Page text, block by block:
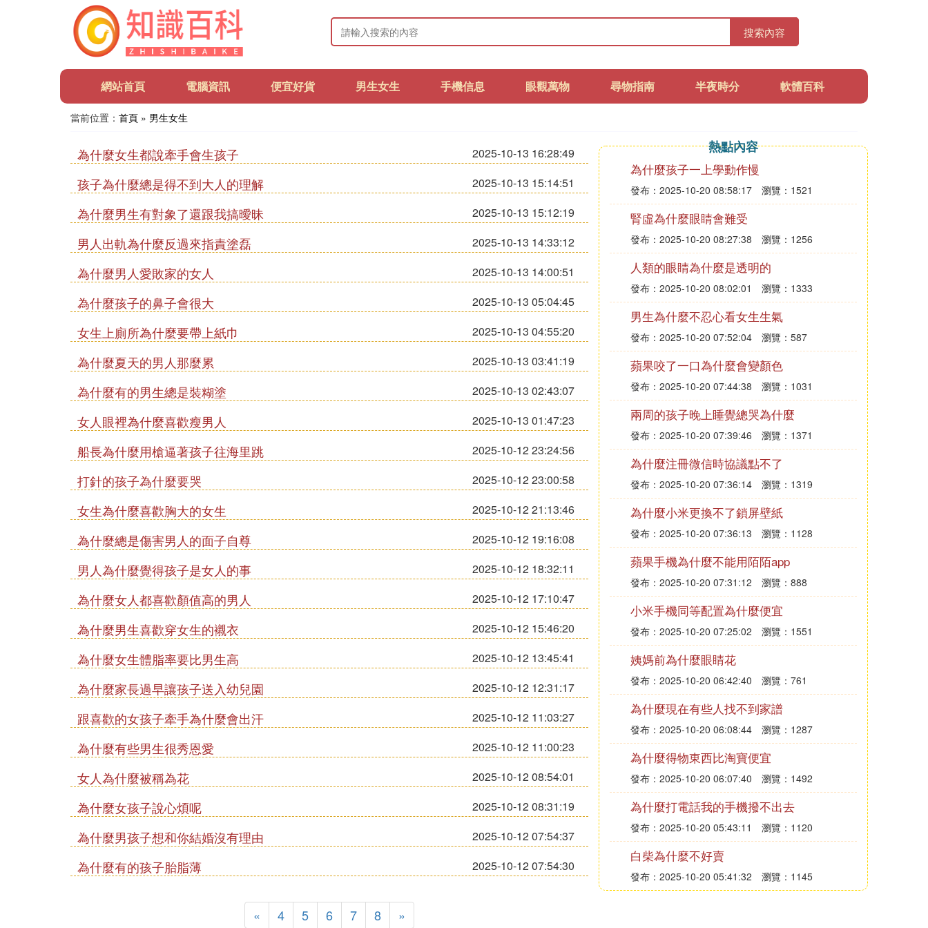
搜索內容
網站首頁 電腦資訊 便宜好貨 男生女生 手機信息 眼觀萬物 尋物指南 半夜時分 軟體百科
當前位置： 首頁 » 男生女生
為什麼女生都說牽手會生孩子 2025-10-13 16:28:49
孩子為什麼總是得不到大人的理解 2025-10-13 15:14:51
為什麼男生有對象了還跟我搞曖昧 2025-10-13 15:12:19
男人出軌為什麼反過來指責塗磊 2025-10-13 14:33:12
為什麼男人愛敗家的女人 2025-10-13 14:00:51
為什麼孩子的鼻子會很大 2025-10-13 05:04:45
女生上廁所為什麼要帶上紙巾 2025-10-13 04:55:20
為什麼夏天的男人那麼累 2025-10-13 03:41:19
為什麼有的男生總是裝糊塗 2025-10-13 02:43:07
女人眼裡為什麼喜歡瘦男人 2025-10-13 01:47:23
船長為什麼用槍逼著孩子往海里跳 2025-10-12 23:24:56
打針的孩子為什麼要哭 2025-10-12 23:00:58
女生為什麼喜歡胸大的女生 2025-10-12 21:13:46
為什麼總是傷害男人的面子自尊 2025-10-12 19:16:08
男人為什麼覺得孩子是女人的事 2025-10-12 18:32:11
為什麼女人都喜歡顏值高的男人 2025-10-12 17:10:47
為什麼男生喜歡穿女生的襯衣 2025-10-12 15:46:20
為什麼女生體脂率要比男生高 2025-10-12 13:45:41
為什麼家長過早讓孩子送入幼兒園 2025-10-12 12:31:17
跟喜歡的女孩子牽手為什麼會出汗 2025-10-12 11:03:27
為什麼有些男生很秀恩愛 2025-10-12 11:00:23
女人為什麼被稱為花 2025-10-12 08:54:01
為什麼女孩子說心煩呢 2025-10-12 08:31:19
為什麼男孩子想和你結婚沒有理由 2025-10-12 07:54:37
為什麼有的孩子胎脂薄 2025-10-12 07:54:30
« 4 5 6 7 8 »
熱點內容
為什麼孩子一上學動作慢
發布：2025-10-20 08:58:17 瀏覽：1521
腎虛為什麼眼睛會難受
發布：2025-10-20 08:27:38 瀏覽：1256
人類的眼睛為什麼是透明的
發布：2025-10-20 08:02:01 瀏覽：1333
男生為什麼不忍心看女生生氣
發布：2025-10-20 07:52:04 瀏覽：587
蘋果咬了一口為什麼會變顏色
發布：2025-10-20 07:44:38 瀏覽：1031
兩周的孩子晚上睡覺總哭為什麼
發布：2025-10-20 07:39:46 瀏覽：1371
為什麼注冊微信時協議點不了
發布：2025-10-20 07:36:14 瀏覽：1319
為什麼小米更換不了鎖屏壁紙
發布：2025-10-20 07:36:13 瀏覽：1128
蘋果手機為什麼不能用陌陌app
發布：2025-10-20 07:31:12 瀏覽：888
小米手機同等配置為什麼便宜
發布：2025-10-20 07:25:02 瀏覽：1551
姨媽前為什麼眼睛花
發布：2025-10-20 06:42:40 瀏覽：761
為什麼現在有些人找不到家譜
發布：2025-10-20 06:08:44 瀏覽：1287
為什麼得物東西比淘寶便宜
發布：2025-10-20 06:07:40 瀏覽：1492
為什麼打電話我的手機撥不出去
發布：2025-10-20 05:43:11 瀏覽：1120
白柴為什麼不好賣
發布：2025-10-20 05:41:32 瀏覽：1145